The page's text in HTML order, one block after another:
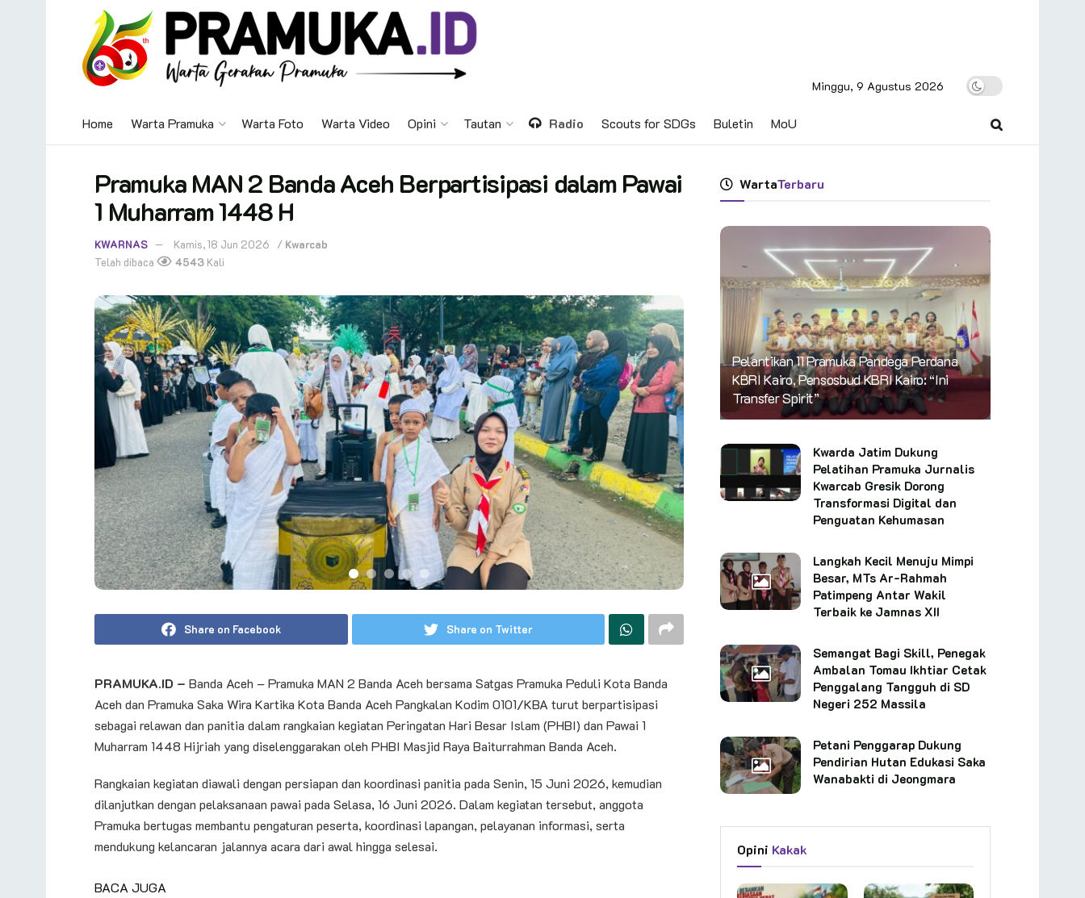
Minggu, 9 Agustus 2026
Home Warta Pramuka Warta Foto Warta Video Opini Tautan Radio Scouts for SDGs Buletin MoU
Pramuka MAN 2 Banda Aceh Berpartisipasi dalam Pawai
1 Muharram 1448 H
KWARNAS Kamis, 18 Jun 2026 / Kwarcab
Telah dibaca
4543 Kali
Share on Facebook Share on Twitter
PRAMUKA.ID – Banda Aceh – Pramuka MAN 2 Banda Aceh bersama Satgas Pramuka Peduli Kota Banda
Aceh dan Pramuka Saka Wira Kartika Kota Banda Aceh Pangkalan Kodim 0101/KBA turut berpartisipasi
sebagai relawan dan panitia dalam rangkaian kegiatan Peringatan Hari Besar Islam (PHBI) dan Pawai 1
Muharram 1448 Hijriah yang diselenggarakan oleh PHBI Masjid Raya Baiturrahman Banda Aceh.
Rangkaian kegiatan diawali dengan persiapan dan koordinasi panitia pada Senin, 15 Juni 2026, kemudian
dilanjutkan dengan pelaksanaan pawai pada Selasa, 16 Juni 2026. Dalam kegiatan tersebut, anggota
Pramuka bertugas membantu pengaturan peserta, koordinasi lapangan, pelayanan informasi, serta
mendukung kelancaran jalannya acara dari awal hingga selesai.
BACA JUGA
WartaTerbaru
Pelantikan 11 Pramuka Pandega Perdana
KBRI Kairo, Pensosbud KBRI Kairo: “Ini
Transfer Spirit”
Kwarda Jatim Dukung
Pelatihan Pramuka Jurnalis
Kwarcab Gresik Dorong
Transformasi Digital dan
Penguatan Kehumasan
Langkah Kecil Menuju Mimpi
Besar, MTs Ar-Rahmah
Patimpeng Antar Wakil
Terbaik ke Jamnas XII
Semangat Bagi Skill, Penegak
Ambalan Tomau Ikhtiar Cetak
Penggalang Tangguh di SD
Negeri 252 Massila
Petani Penggarap Dukung
Pendirian Hutan Edukasi Saka
Wanabakti di Jeongmara
Opini Kakak